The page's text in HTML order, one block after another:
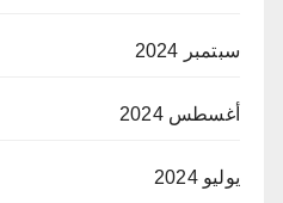
سبتمبر 2024
أغسطس 2024
يوليو 2024